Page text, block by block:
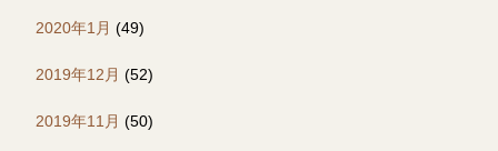
2020年1月 (49)
2019年12月 (52)
2019年11月 (50)